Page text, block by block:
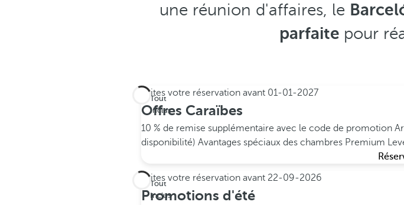
une réunion d'affaires, le
parfaite pour
Tout
Inclus
Faites votre réservation avant 01-01-2027
Offres Caraïbes
10 % de remise supplémentaire avec le code de promotion
disponibilité) Avantages spéciaux des chambres Premium
Tout
Inclus
Faites votre réservation avant 22-09-2026
Promotions d'été